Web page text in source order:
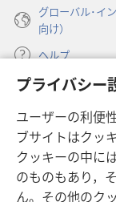
プライバシー
ユーザーの利便
ブサイトはクッ
クッキーの中に
のものもあり，
ん。その他のク
グローバル･イ
向け）
ヘルプ
寄付
し
い
タ
ブ
で
ものみの塔 オ
（新
し
い
タ
JW Hub ®
（新